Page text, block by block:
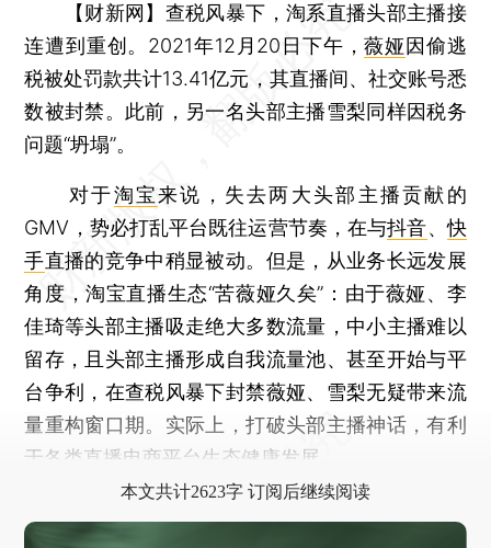
【财新网】 查税风暴下，淘系直播头部主播接
连遭到重创。2021年12月20日下午，薇娅因偷逃
税被处罚款共计13.41亿元，其直播间、社交账号悉
数被封禁。此前，另一名头部主播雪梨同样因税务
问题“坍塌”。
对于淘宝来说，失去两大头部主播贡献的
GMV，势必打乱平台既往运营节奏，在与抖音、快
手直播的竞争中稍显被动。但是，从业务长远发展
角度，淘宝直播生态“苦薇娅久矣”：由于薇娅、李
佳琦等头部主播吸走绝大多数流量，中小主播难以
留存，且头部主播形成自我流量池、甚至开始与平
台争利，在查税风暴下封禁薇娅、雪梨无疑带来流
量重构窗口期。实际上，打破头部主播神话，有利
于各类直播电商平台生态健康发展。
本文共计2623字 订阅后继续阅读